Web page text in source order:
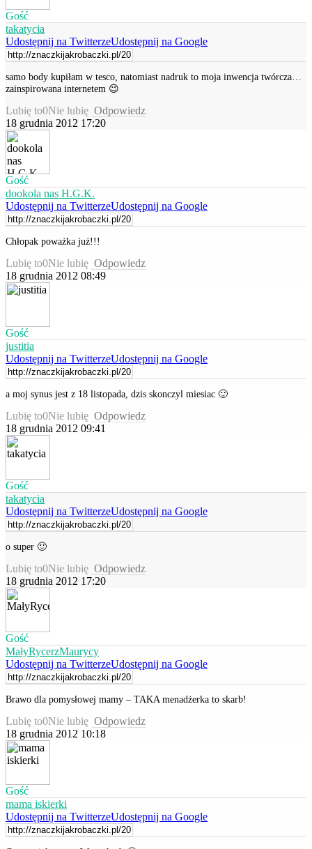
Gość
takatycia
Udostępnij na TwitterzeUdostępnij na Google
samo body kupiłam w tesco, natomiast nadruk to moja inwencja twórcza…
zainspirowana internetem 😉
Lubię to0Nie lubię Odpowiedz
18 grudnia 2012 17:20
Gość
dookola nas H.G.K.
Udostępnij na TwitterzeUdostępnij na Google
Chłopak poważka już!!!
Lubię to0Nie lubię Odpowiedz
18 grudnia 2012 08:49
Gość
justitia
Udostępnij na TwitterzeUdostępnij na Google
a moj synus jest z 18 listopada, dzis skonczyl miesiac 🙂
Lubię to0Nie lubię Odpowiedz
18 grudnia 2012 09:41
Gość
takatycia
Udostępnij na TwitterzeUdostępnij na Google
o super 🙂
Lubię to0Nie lubię Odpowiedz
18 grudnia 2012 17:20
Gość
MałyRycerzMaurycy
Udostępnij na TwitterzeUdostępnij na Google
Brawo dla pomysłowej mamy – TAKA menadżerka to skarb!
Lubię to0Nie lubię Odpowiedz
18 grudnia 2012 10:18
Gość
mama iskierki
Udostępnij na TwitterzeUdostępnij na Google